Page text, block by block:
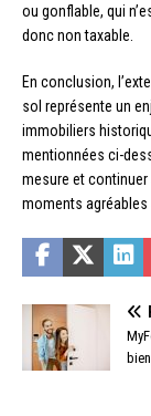
ou gonflable, qui
donc non taxable.
En conclusion,
sol représente un
immobiliers
mentionnées ci-
mesure et
moments agréables